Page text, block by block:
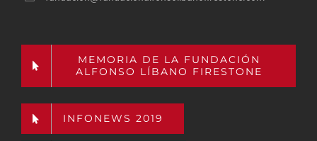
MEMORIA DE LA FUNDACIÓN
ALFONSO LÍBANO FIRESTONE
INFONEWS 2019